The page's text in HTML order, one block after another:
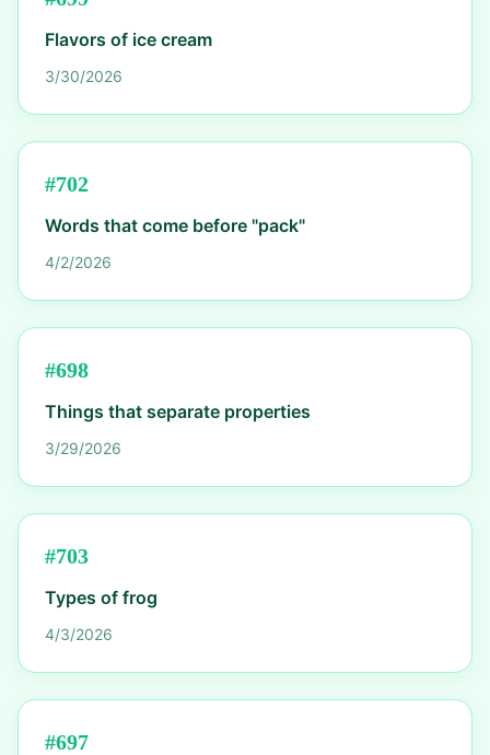
Flavors of ice cream
3/30/2026
#702
Words that come before "pack"
4/2/2026
#698
Things that separate properties
3/29/2026
#703
Types of frog
4/3/2026
#697